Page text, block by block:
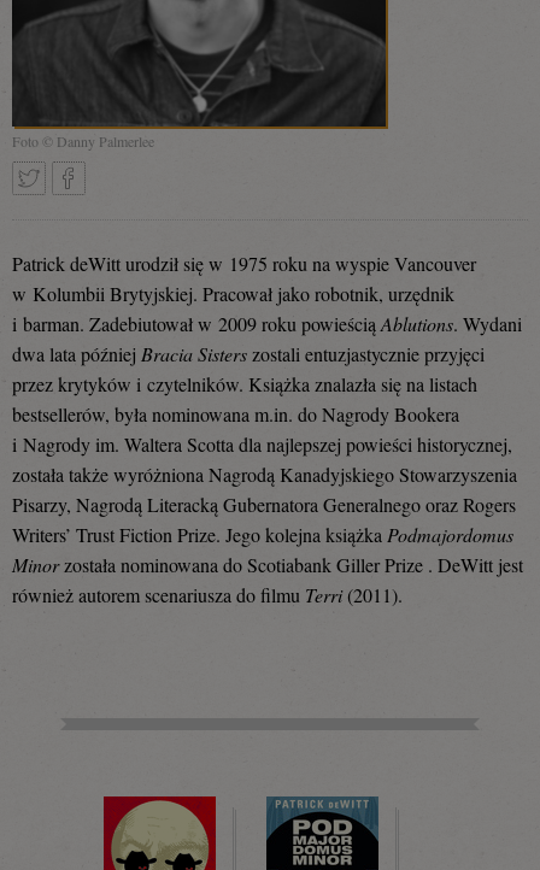
Foto © Danny Palmerlee
się
Facebooku
Patrick deWitt urodził się w 1975 roku na wyspie Vancouver
w Kolumbii Brytyjskiej. Pracował jako robotnik, urzędnik
i barman. Zadebiutował w 2009 roku powieścią Ablutions. Wydani
dwa lata później Bracia Sisters zostali entuzjastycznie przyjęci
przez krytyków i czytelników. Książka znalazła się na listach
bestsellerów, była nominowana m.in. do Nagrody Bookera
i Nagrody im. Waltera Scotta dla najlepszej powieści historycznej,
została także wyróżniona Nagrodą Kanadyjskiego Stowarzyszenia
Pisarzy, Nagrodą Literacką Gubernatora Generalnego oraz Rogers
Writers’ Trust Fiction Prize. Jego kolejna książka Podmajordomus
Minorzostała nominowana do Scotiabank Giller Prize . DeWitt jest
również autorem scenariusza do filmu Terri(2011).